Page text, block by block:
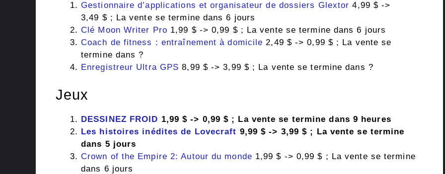
Gestionnaire d’applications et organisateur de dossiers Glextor 4,99 $ ->
3,49 $ ; La vente se termine dans 6 jours
Clé Moon Writer Pro 1,99 $ -> 0,99 $ ; La vente se termine dans 6 jours
Coach de fitness : entraînement à domicile 2,49 $ -> 0,99 $ ; La vente se
termine dans ?
Enregistreur Ultra GPS 8,99 $ -> 3,99 $ ; La vente se termine dans ?
Jeux
DESSINEZ FROID 1,99 $ -> 0,99 $ ; La vente se termine dans 9 heures
Les histoires inédites de Lovecraft 9,99 $ -> 3,99 $ ; La vente se termine
dans 5 jours
Crown of the Empire 2: Autour du monde 1,99 $ -> 0,99 $ ; La vente se termine
dans 6 jours